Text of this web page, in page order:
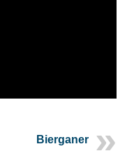
Bierganer